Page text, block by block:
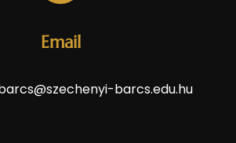
Email
barcs.edu.hu